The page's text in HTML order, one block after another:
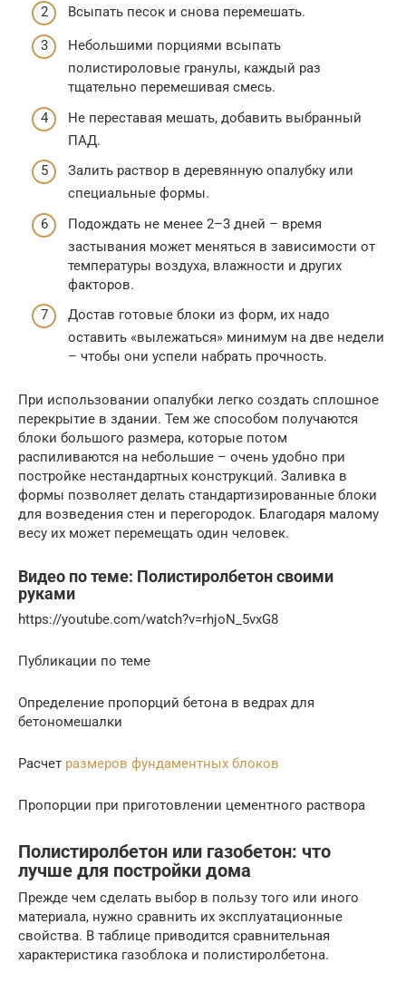
Всыпать песок и снова перемешать.
Небольшими порциями всыпать
полистироловые гранулы, каждый раз
тщательно перемешивая смесь.
Не переставая мешать, добавить выбранный
ПАД.
Залить раствор в деревянную опалубку или
специальные формы.
Подождать не менее 2–3 дней – время
застывания может меняться в зависимости от
температуры воздуха, влажности и других
факторов.
Достав готовые блоки из форм, их надо
оставить «вылежаться» минимум на две недели
– чтобы они успели набрать прочность.
При использовании опалубки легко создать сплошное
перекрытие в здании. Тем же способом получаются
блоки большого размера, которые потом
распиливаются на небольшие – очень удобно при
постройке нестандартных конструкций. Заливка в
формы позволяет делать стандартизированные блоки
для возведения стен и перегородок. Благодаря малому
весу их может перемещать один человек.
Видео по теме: Полистиролбетон своими
руками
https://youtube.com/watch?v=rhjoN_5vxG8
Публикации по теме
Определение пропорций бетона в ведрах для
бетономешалки
Расчет размеров фундаментных блоков
Пропорции при приготовлении цементного раствора
Полистиролбетон или газобетон: что
лучше для постройки дома
Прежде чем сделать выбор в пользу того или иного
материала, нужно сравнить их эксплуатационные
свойства. В таблице приводится сравнительная
характеристика газоблока и полистиролбетона.